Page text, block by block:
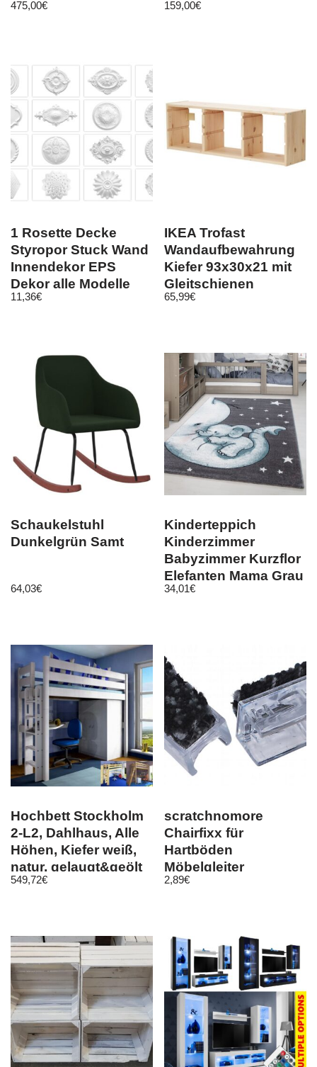
Bettfunktion
475,00€ 159,00€
1 Rosette Decke
Styropor Stuck Wand
Innendekor EPS
Dekor alle Modelle
11,36€
IKEA Trofast
Wandaufbewahrung
Kiefer 93x30x21 mit
Gleitschienen
Aufbewahrung
65,99€
Schaukelstuhl
Dunkelgrün Samt
64,03€
Kinderteppich
Kinderzimmer
Babyzimmer Kurzflor
Elefanten Mama Grau
Blau Meliert
34,01€
Hochbett Stockholm
2-L2, Dahlhaus, Alle
Höhen, Kiefer weiß,
natur, gelaugt&geölt
549,72€
scratchnomore
Chairfixx für
Hartböden
Möbelgleiter
2,89€